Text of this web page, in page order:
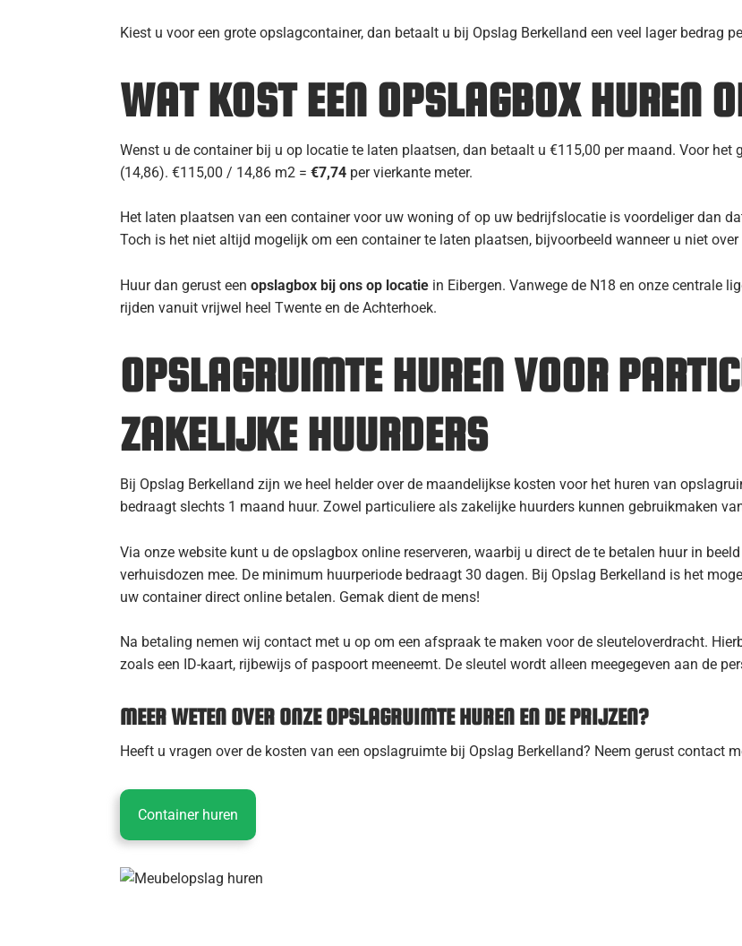
Kiest u voor een grote opslagcontainer, dan betaalt u bij Opslag Berkelland een veel lager bedrag
WAT KOST EEN OPSLAGBOX HUREN
Wenst u de container bij u op locatie te laten plaatsen, dan betaalt u €115,00 per maand. Voor het
(14,86). €115,00 / 14,86 m2 =€7,74 per vierkante meter.
Het laten plaatsen van een container voor uw woning of op uw bedrijfslocatie is voordeliger dan
Toch is het niet altijd mogelijk om een container te laten plaatsen, bijvoorbeeld wanneer u niet
Huur dan gerust eenopslagbox bij ons op locatie in Eibergen. Vanwege de N18 en onze centrale
rijden vanuit vrijwel heel Twente en de Achterhoek.
OPSLAGRUIMTE HUREN VOOR
ZAKELIJKE HUURDERS
Bij Opslag Berkelland zijn we heel helder over de maandelijkse kosten voor het huren van
bedraagt slechts 1 maand huur. Zowel particuliere als zakelijke huurders kunnen gebruikmaken
Via onze website kunt u de opslagbox online reserveren, waarbij u direct de te betalen huur in
verhuisdozen mee. De minimum huurperiode bedraagt 30 dagen. Bij Opslag Berkelland is het
uw container direct online betalen. Gemak dient de mens!
Na betaling nemen wij contact met u op om een afspraak te maken voor de sleuteloverdracht.
zoals een ID-kaart, rijbewijs of paspoort meeneemt. De sleutel wordt alleen meegegeven aan de
MEER WETEN OVER ONZE OPSLAGRUIMTE HUREN EN DE PRIJZEN?
Heeft u vragen over de kosten van een opslagruimte bij Opslag Berkelland? Neem gerust contact
Container huren